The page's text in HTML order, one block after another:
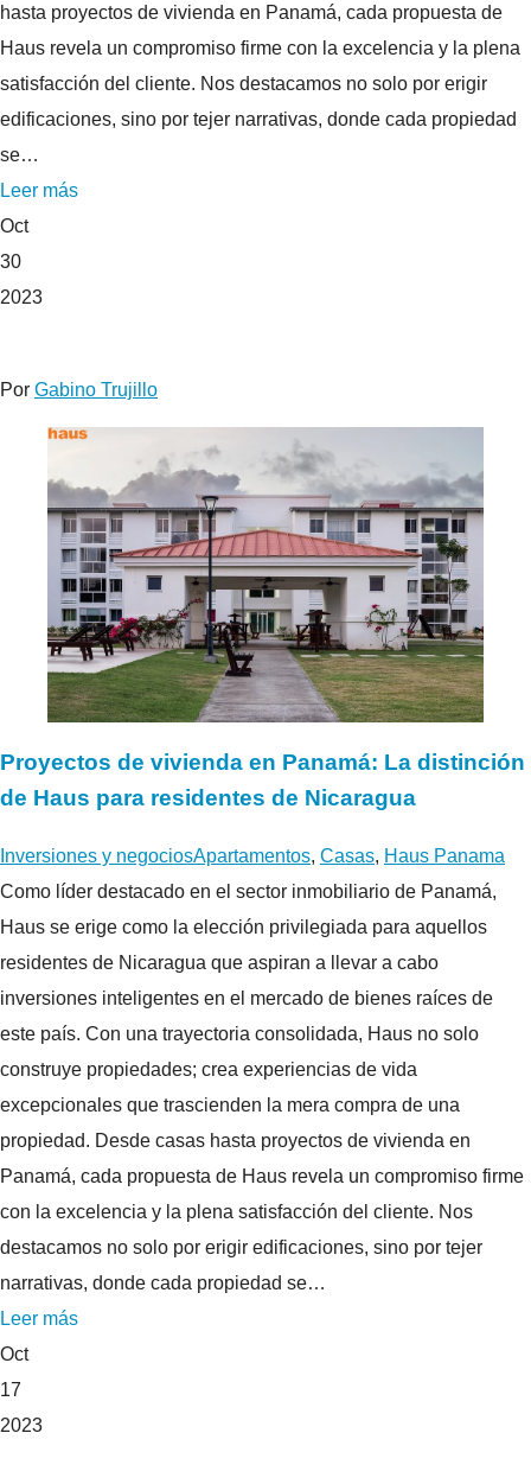
hasta proyectos de vivienda en Panamá, cada propuesta de
Haus revela un compromiso firme con la excelencia y la plena
satisfacción del cliente. Nos destacamos no solo por erigir
edificaciones, sino por tejer narrativas, donde cada propiedad
se…
Leer más
Oct
30
2023
Por Gabino Trujillo
Proyectos de vivienda en Panamá: La distinción
de Haus para residentes de Nicaragua
Inversiones y negociosApartamentos, Casas, Haus Panama
Como líder destacado en el sector inmobiliario de Panamá,
Haus se erige como la elección privilegiada para aquellos
residentes de Nicaragua que aspiran a llevar a cabo
inversiones inteligentes en el mercado de bienes raíces de
este país. Con una trayectoria consolidada, Haus no solo
construye propiedades; crea experiencias de vida
excepcionales que trascienden la mera compra de una
propiedad. Desde casas hasta proyectos de vivienda en
Panamá, cada propuesta de Haus revela un compromiso firme
con la excelencia y la plena satisfacción del cliente. Nos
destacamos no solo por erigir edificaciones, sino por tejer
narrativas, donde cada propiedad se…
Leer más
Oct
17
2023